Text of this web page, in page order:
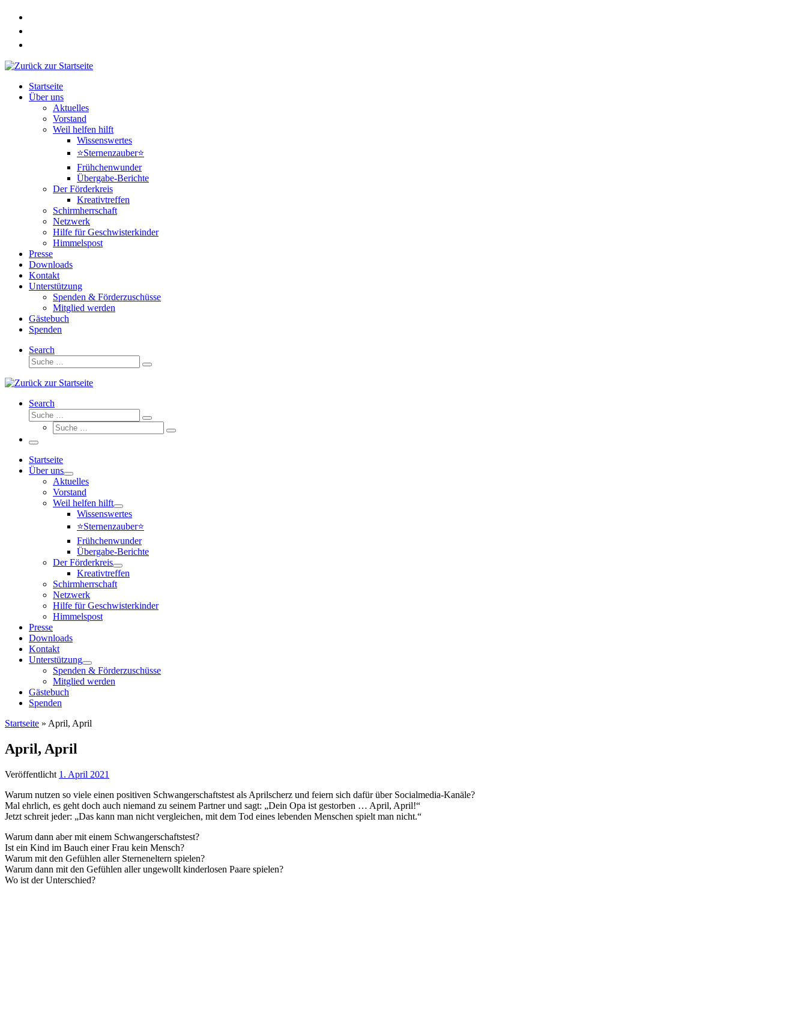
Zum
springen
Startseite
Über uns
Aktuelles
Vorstand
Weil helfen hilft
Wissenswertes
⭐Sternenzauber⭐
Frühchenwunder
Übergabe-Berichte
Der Förderkreis
Kreativtreffen
Schirmherrschaft
Netzwerk
Hilfe für Geschwisterkinder
Himmelspost
Presse
Downloads
Kontakt
Unterstützung
Spenden & Förderzuschüsse
Mitglied werden
Gästebuch
Spenden
Search
Suche
Suche
Search
Suche
Suche
Suche
Suche
Menü
Startseite
Über uns
Aktuelles
Vorstand
Weil helfen hilft
Wissenswertes
⭐Sternenzauber⭐
Frühchenwunder
Übergabe-Berichte
Der Förderkreis
Kreativtreffen
Schirmherrschaft
Netzwerk
Hilfe für Geschwisterkinder
Himmelspost
Presse
Downloads
Kontakt
Unterstützung
Spenden & Förderzuschüsse
Mitglied werden
Gästebuch
Spenden
Startseite » April, April
April, April
Veröffentlicht 1. April 2021
Warum nutzen so viele einen positiven Schwangerschaftstest als Aprilscherz und feiern sich dafür über Socialmedia-Kanäle?
Mal ehrlich, es geht doch auch niemand zu seinem Partner und sagt: „Dein Opa ist gestorben … April, April!“
Jetzt schreit jeder: „Das kann man nicht vergleichen, mit dem Tod eines lebenden Menschen spielt man nicht.“
Warum dann aber mit einem Schwangerschaftstest?
Ist ein Kind im Bauch einer Frau kein Mensch?
Warum mit den Gefühlen aller Sterneneltern spielen?
Warum dann mit den Gefühlen aller ungewollt kinderlosen Paare spielen?
Wo ist der Unterschied?